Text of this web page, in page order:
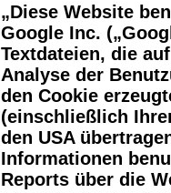
„Diese Website
Google Inc.
Textdateien, die
Analyse der
den Cookie
(einschließlich
den USA
Informationen
Reports über die